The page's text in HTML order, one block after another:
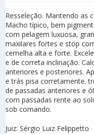
Resseleção. Mantendo as
Macho típico, bem
com pelagem luxuosa,
maxilares fortes e stop
cernelha alta e forte.
e de correta inclinação.
anteriores e posteriores.
e trás pisa corretamente.
de passadas anteriores e
com passadas rente ao
sob comando.
Juiz: Sérgio Luiz Felippetto